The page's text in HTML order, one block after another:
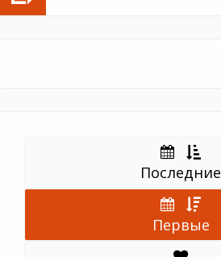
Последние
Первые